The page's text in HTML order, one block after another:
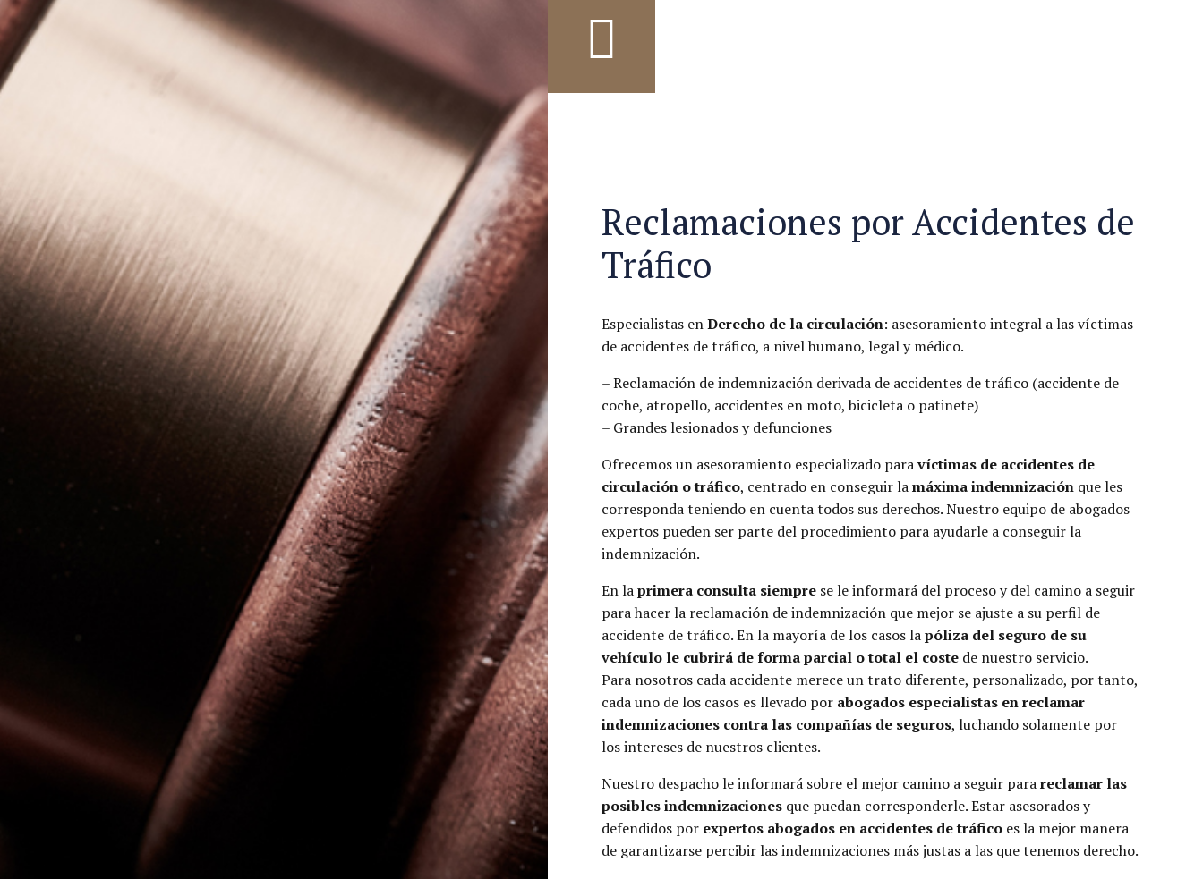
Reclamaciones por Accidentes de
Tráfico
Especialistas enDerecho de la circulación: asesoramiento integral a las víctimas
de accidentes de tráfico, a nivel humano, legal y médico.
– Reclamación de indemnización derivada de accidentes de tráfico (accidente de
coche, atropello, accidentes en moto, bicicleta o patinete)
– Grandes lesionados y defunciones
Ofrecemos un asesoramiento especializado paravíctimas de accidentes de
circulación o tráfico, centrado en conseguir lamáxima indemnización que les
corresponda teniendo en cuenta todos sus derechos. Nuestro equipo de abogados
expertos pueden ser parte del procedimiento para ayudarle a conseguir la
indemnización.
En laprimera consulta siempre se le informará del proceso y del camino a seguir
para hacer la reclamación de indemnización que mejor se ajuste a su perfil de
accidente de tráfico. En la mayoría de los casos lapóliza del seguro de su
vehículo le cubrirá de forma parcial o total el coste de nuestro servicio.
Para nosotros cada accidente merece un trato diferente, personalizado, por tanto,
cada uno de los casos es llevado por abogados especialistas en reclamar
indemnizaciones contra las compañías de seguros, luchando solamente por
los intereses de nuestros clientes.
Nuestro despacho le informará sobre el mejor camino a seguir parareclamar las
posibles indemnizaciones que puedan corresponderle. Estar asesorados y
defendidos por expertos abogados en accidentes de tráfico es la mejor manera
de garantizarse percibir las indemnizaciones más justas a las que tenemos derecho.